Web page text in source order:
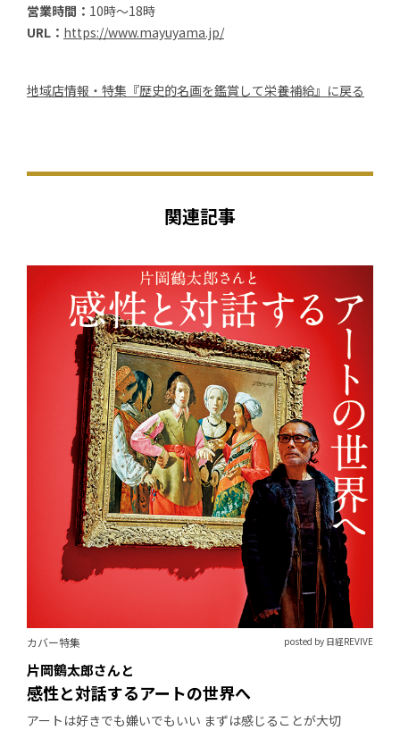
営業時間： 10時～18時
URL： https://www.mayuyama.jp/
地域店情報・特集『歴史的名画を鑑賞して栄養補給』に戻る
関連記事
カバー特集 posted by 日経REVIVE
片岡鶴太郎さんと
感性と対話するアートの世界へ
アートは好きでも嫌いでもいい まずは感じることが大切